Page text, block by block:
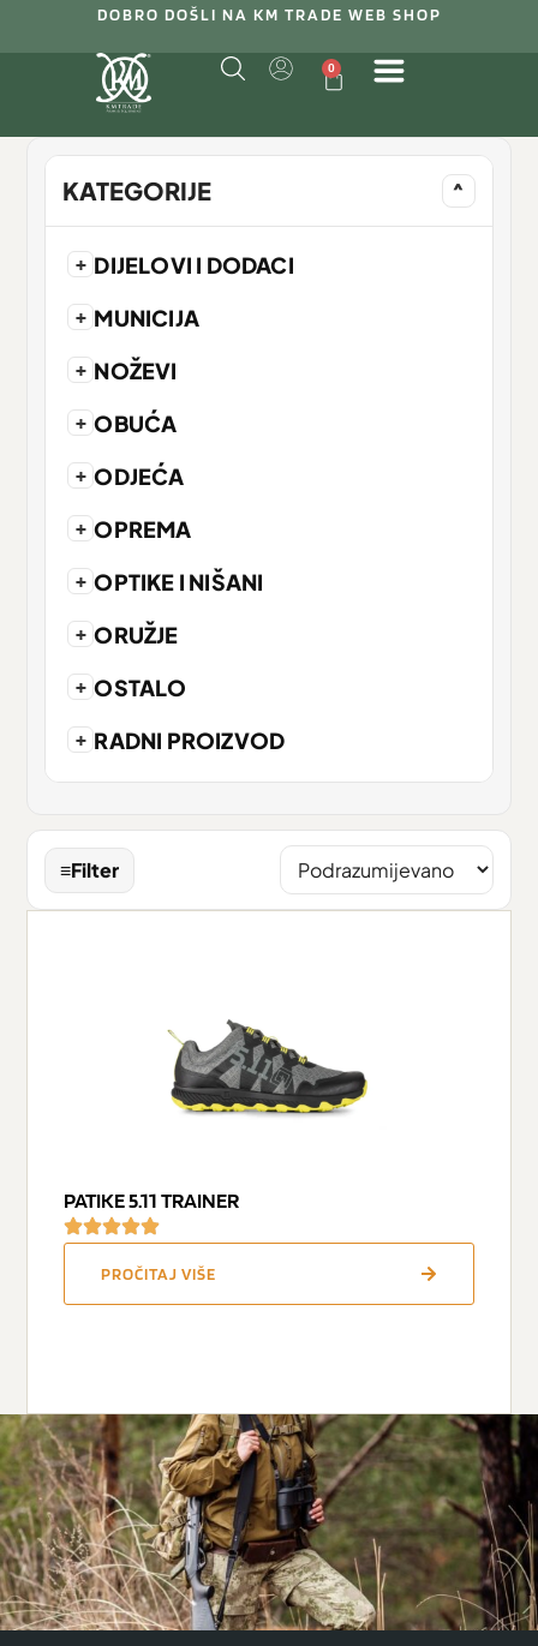
DOBRO DOŠLI NA KM TRADE WEB SHOP
0
KATEGORIJE ^
+ DIJELOVI I DODACI
+ MUNICIJA
+ NOŽEVI
+ OBUĆA
+ ODJEĆA
+ OPREMA
+ OPTIKE I NIŠANI
+ ORUŽJE
+ OSTALO
+ RADNI PROIZVOD
≡Filter
PATIKE 5.11 TRAINER
PROČITAJ VIŠE